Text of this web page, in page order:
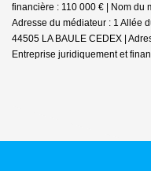
financière : 110 000 € | Nom du
Adresse du médiateur : 1 Allée
44505 LA BAULE CEDEX |
Entreprise juridiquement et